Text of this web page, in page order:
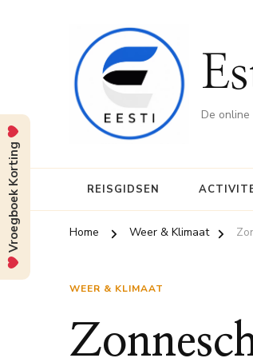
De
REISGIDSEN
Home Weer & Klimaat
WEER & KLIMAAT
Vroegboek Korting